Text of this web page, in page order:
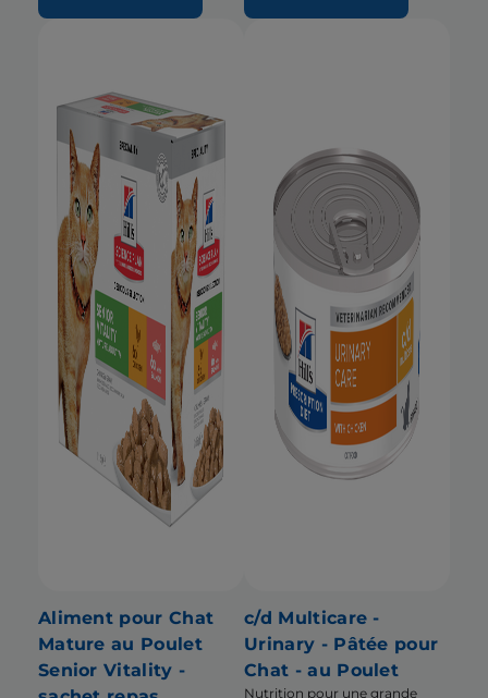
Aliment pour Chat
Mature au Poulet
Senior Vitality -
c/d Multicare -
Urinary - Pâtée pour
Chat - au Poulet
Nutrition pour une grande